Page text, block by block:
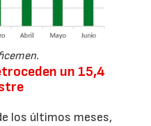
un 15,4
los últimos meses,